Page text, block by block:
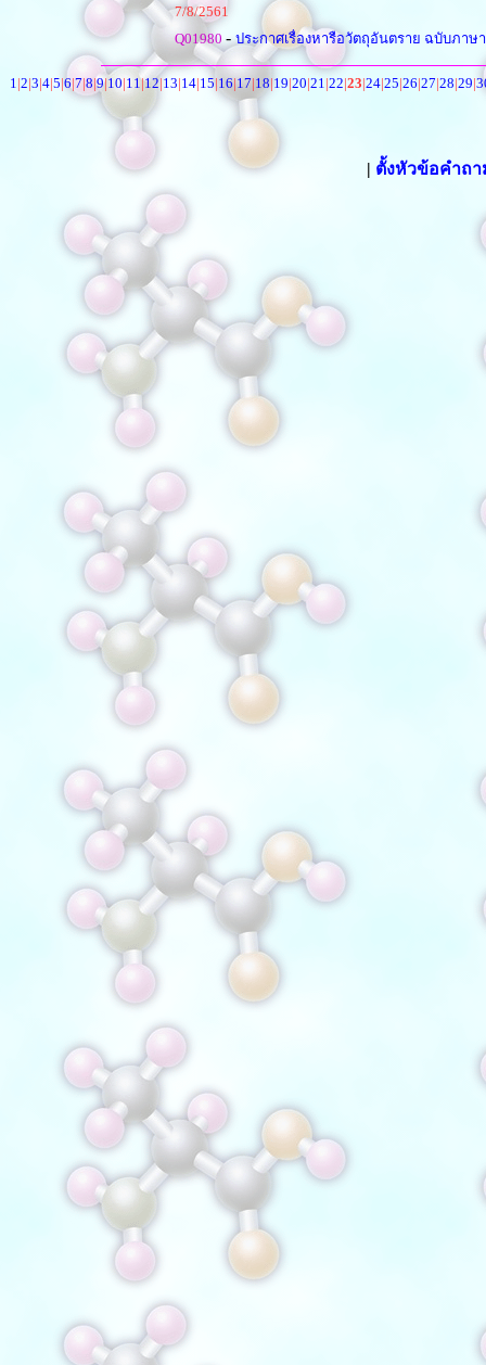
7/8/2561
Q01980 - ประกาศเรื่องหารือวัตถุอันตราย ฉบับภาษ
1|2|3|4|5|6|7|8|9|10|11|12|13|14|15|16|17|18|19|20|21|22|23|24|25|26|27|28|29|
| ตั้งหัวข้อคำถ